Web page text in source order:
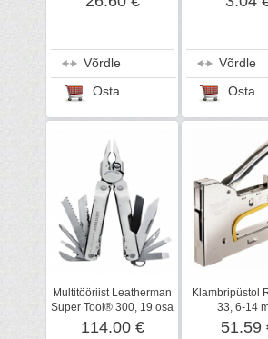
Võrdle
Osta
Võrdle
Osta
Multitööriist Leatherman
Super Tool® 300, 19 osa
114.00 €
Klambripüstol
33, 6-14
51.59